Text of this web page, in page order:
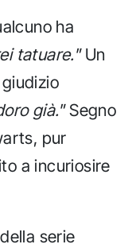
ha
tatuare."Un
già."Segno
pur
a incuriosire
serie